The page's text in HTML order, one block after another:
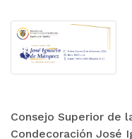
Consejo Superior de
Condecoración José